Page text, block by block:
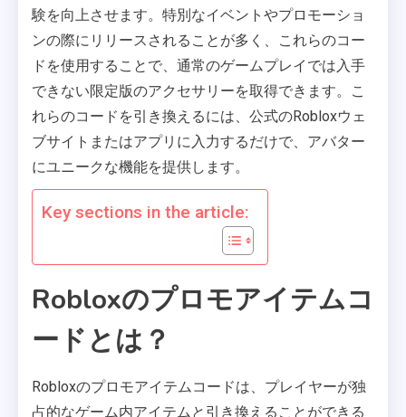
験を向上させます。特別なイベントやプロモーショ
ンの際にリリースされることが多く、これらのコー
ドを使用することで、通常のゲームプレイでは入手
できない限定版のアクセサリーを取得できます。こ
れらのコードを引き換えるには、公式のRobloxウェ
ブサイトまたはアプリに入力するだけで、アバター
にユニークな機能を提供します。
Key sections in the article:
Robloxのプロモアイテムコ
ードとは？
Robloxのプロモアイテムコードは、プレイヤーが独
占的なゲーム内アイテムと引き換えることができる